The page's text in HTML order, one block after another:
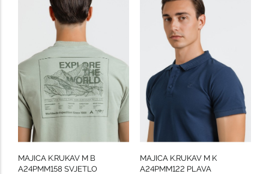
MAJICA K.RUKAV M B
A24PMM158 SVJETLO
MAJICA K.RUKAV M K
A24PMM122 PLAVA